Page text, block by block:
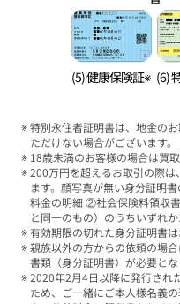
(5) 健康保険証※ (6)
特別永住者証明書は、地金の
ただけない場合がございます。
18歳未満のお客様の場合は買取
200万円を超えるお取引の際
ます。顔写真が無い身分証明
料金の明細 ②社会保険料領収
と同一のもの）のうちいずれか
有効期限の切れた身分証明書は
親族以外の方からの依頼の場
書類（身分証明書）が必要とな
2020年2月4日以降に発行され
ため、ご一緒にご本人様名義